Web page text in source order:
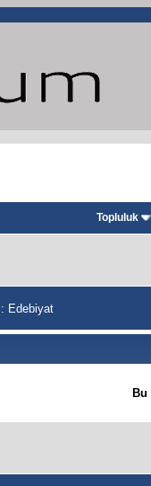
Topluluk
: Edebiyat
Bu